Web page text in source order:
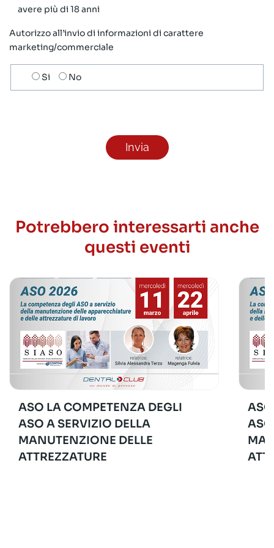
avere più di 18 anni
Autorizzo all’invio di informazioni di carattere
marketing/commerciale
Scelta
invio
Si No
Potrebbero interessarti anche
questi eventi
ASO LA COMPETENZA DEGLI
ASO A SERVIZIO DELLA
MANUTENZIONE DELLE
ATTREZZATURE